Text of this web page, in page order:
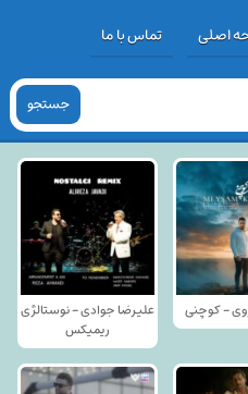
اصلی تماس با ما
جستجو
- کوچنی
علیرضا جوادی - نوستالژی
ریمیکس